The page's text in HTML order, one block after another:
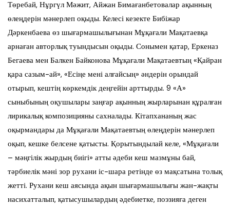
Төребай, Нұргүл Мәжит, Айжан Бимағанбетовалар ақынның
өлеңдерін мәнерлеп оқыды. Келесі кезекте Бибіжар
Дәркенбаева өз шығармашылығынан Мұқағали Мақатаевқа
арнаған авторлық туындысын оқыды. Сонымен қатар, Еркеназ
Бегаева мен Балкен Байконова Мұқағали Мақатаевтың «Қайран
қара сазым-ай», «Есіңе мені алғайсың» әндерін орындай
отырып, кештің көркемдік деңгейін арттырды. 9 «А»
сыныбының оқушылары заңғар ақынның жырларынан құралған
лирикалық композицияны сахналады. Кітапхананың жас
оқырмандары да Мұқағали Мақатаевтың өлеңдерін мәнерлеп
оқып, кешке белсене қатысты. Қорытындылай келе, «Мұқағали
– мәңгілік жырдың биігі» атты әдеби кеш мазмұны бай,
тәрбиелік мәні зор рухани іс-шара ретінде өз мақсатына толық
жетті. Рухани кеш аясында ақын шығармашылығы жан-жақты
насихатталып, қатысушылардың әдебиетке, поэзияға деген